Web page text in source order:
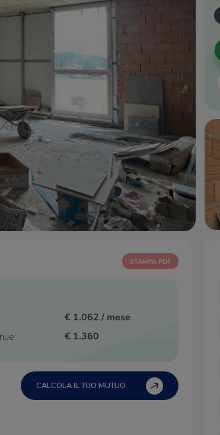
STAMPA PDF
€ 1.062 / mese
€ 1.360
CALCOLA IL TUO MUTUO